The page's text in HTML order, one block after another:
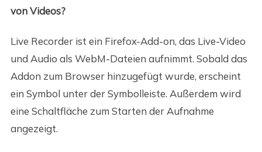
von Videos?
Live Recorder ist ein Firefox-Add-on, das Live-Video
und Audio als WebM-Dateien aufnimmt. Sobald das
Addon zum Browser hinzugefügt wurde, erscheint
ein Symbol unter der Symbolleiste. Außerdem wird
eine Schaltfläche zum Starten der Aufnahme
angezeigt.